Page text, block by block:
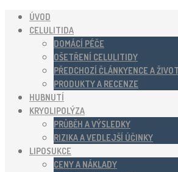
ÚVOD
CELULITIDA
DOMÁCÍ PÉČE
OŠETŘENÍ CELULITIDY
PŘEDCHOZÍ ČLÁNKYENCE A
PRODUKTY A RECENZE
HUBNUTÍ
KRYOLIPOLÝZA
PRŮBĚH A VÝSLEDKY
RIZIKA A VEDLEJŠÍ ÚČINKY
LIPOSUKCE
CENY A NÁKLADY